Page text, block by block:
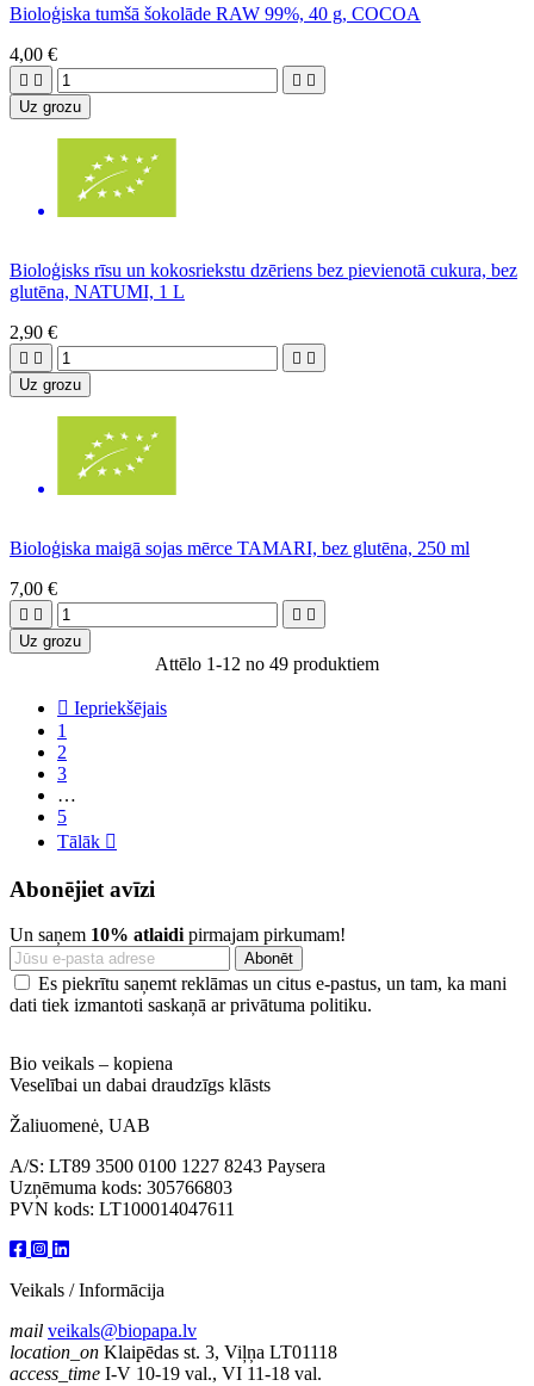
Bioloģiska tumšā šokolāde RAW 99%, 40 g, COCOA
4,00 €
   
Uz grozu
Bioloģisks rīsu un kokosriekstu dzēriens bez pievienotā cukura, bez
glutēna, NATUMI, 1 L
2,90 €
   
Uz grozu
Bioloģiska maigā sojas mērce TAMARI, bez glutēna, 250 ml
7,00 €
   
Uz grozu
Attēlo 1-12 no 49 produktiem
 Iepriekšējais
1
2
3
…
5
Tālāk 
Abonējiet avīzi
Un saņem 10% atlaidi pirmajam pirkumam!
Es piekrītu saņemt reklāmas un citus e-pastus, un tam, ka mani
dati tiek izmantoti saskaņā ar privātuma politiku.
Bio veikals – kopiena
Veselībai un dabai draudzīgs klāsts
Žaliuomenė, UAB
A/S: LT89 3500 0100 1227 8243 Paysera
Uzņēmuma kods: 305766803
PVN kods: LT100014047611
Veikals / Informācija
mail veikals@biopapa.lv
location_on Klaipēdas st. 3, Viļņa LT01118
access_time I-V 10-19 val., VI 11-18 val.